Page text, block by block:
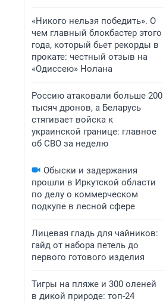
«Никого нельзя победить». О
чем главный блокбастер этого
года, который бьет рекорды в
прокате: честный отзыв на
«Одиссею» Нолана
Россию атаковали больше 200
тысяч дронов, а Беларусь
стягивает войска к
украинской границе: главное
об СВО за неделю
Обыски и задержания
прошли в Иркутской области
по делу о коммерческом
подкупе в лесной сфере
Лицевая гладь для чайников:
гайд от набора петель до
первого готового изделия
Тигры на пляже и 300 оленей
в дикой природе: топ-24